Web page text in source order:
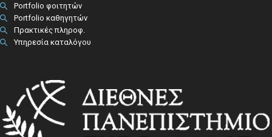
Portfolio φοιτητών
Portfolio καθηγητών
Πρακτικές πληροφ.​
Υπηρεσία καταλόγου